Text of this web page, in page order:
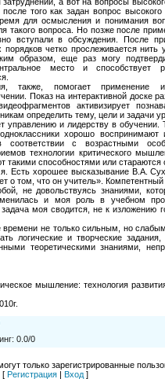
того как задан вопрос
для осмысления и понимания
такого вопроса. Но позже после
вступали в обсуждения. После
четко прослеживается нить
образом, еще раз могу
место и способствует
также, помогает применение
Показ на интерактивной доске
активизирует
определить тему, цели и задачи
управлению и лидерству в обучении.
хорошо воспринимают
с возрастными
технологии критического
способностями или стараются
Есть хорошее высказывание В.А.
о том, что он учитель». Компетентный
не довольствуясь знаниями,
и моя роль в учебном
моя сводится, не к изложению
не только сильным, но
логические и творческие задания,
теоретическими знаниями,
мышление: технология
: 0.0/0
только зарегистрированные
[ Регистрация | Вход ]